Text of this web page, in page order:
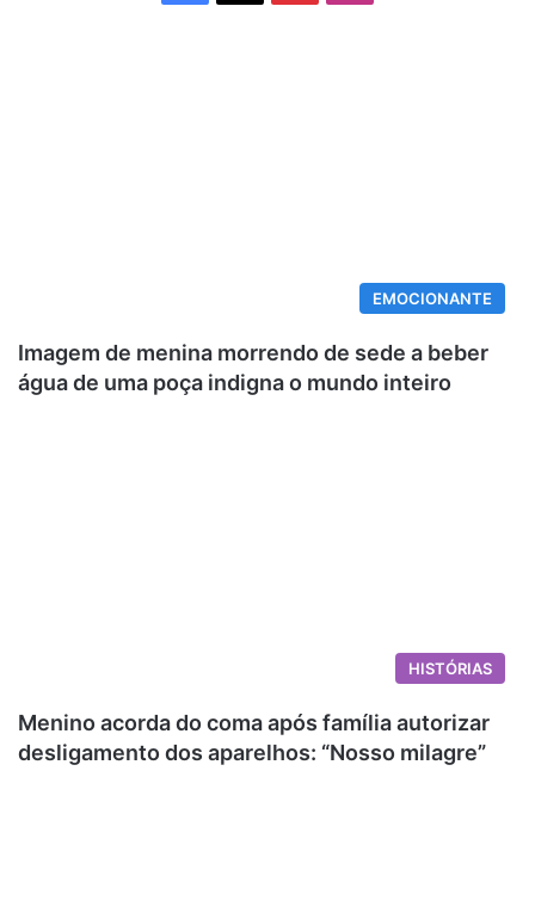
EMOCIONANTE
Imagem de menina morrendo de sede a beber
água de uma poça indigna o mundo inteiro
HISTÓRIAS
Menino acorda do coma após família autorizar
desligamento dos aparelhos: “Nosso milagre”